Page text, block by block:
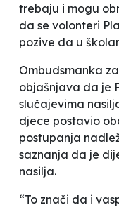
trebaju i mogu
da se volonteri
pozive da u
Ombudsmanka
objašnjava da je
slučajevima
djece postavio
postupanja
saznanja da je
nasilja.
“To znači da i